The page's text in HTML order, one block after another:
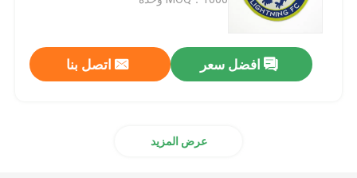
افضل سعر اتصل بنا
عرض المزيد